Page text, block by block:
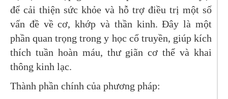
để cải thiện sức khỏe và hỗ trợ điều trị một số
vấn đề về cơ, khớp và thần kinh. Đây là một
phần quan trọng trong y học cổ truyền, giúp kích
thích tuần hoàn máu, thư giãn cơ thể và khai
thông kinh lạc.
Thành phần chính của phương pháp: